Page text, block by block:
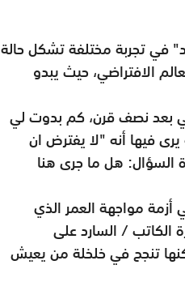
في تجربة مختلفة تشكل حالة
الافتراضي، حيث يبدو
بعد نصف قرن، كم بدوت لي
فيها أنه "لا يفترض ان
السؤال: هل ما جرى هنا
أزمة مواجهة العمر الذي
الكاتب / السارد على
تنجح في خلخلة من يعيش